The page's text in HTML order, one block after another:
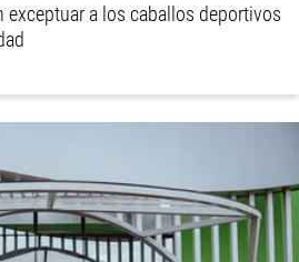
exceptuar a los caballos deportivos